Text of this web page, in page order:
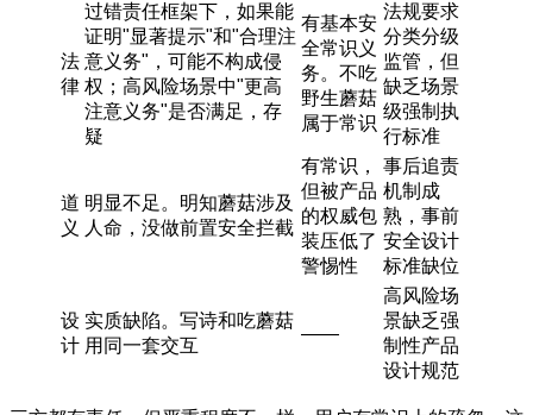
法
律
过错责任框架下，如果能
证明"显著提示"和"合理注
意义务"，可能不构成侵
权；高风险场景中"更高
注意义务"是否满足，存
疑
有基本安
全常识义
务。不吃
野生蘑菇
属于常识
法规要求
分类分级
监管，但
缺乏场景
级强制执
行标准
道
义
明显不足。明知蘑菇涉及
人命，没做前置安全拦截
有常识，
但被产品
的权威包
装压低了
警惕性
事后追责
机制成
熟，事前
安全设计
标准缺位
设
计
实质缺陷。写诗和吃蘑菇
用同一套交互
——
高风险场
景缺乏强
制性产品
设计规范